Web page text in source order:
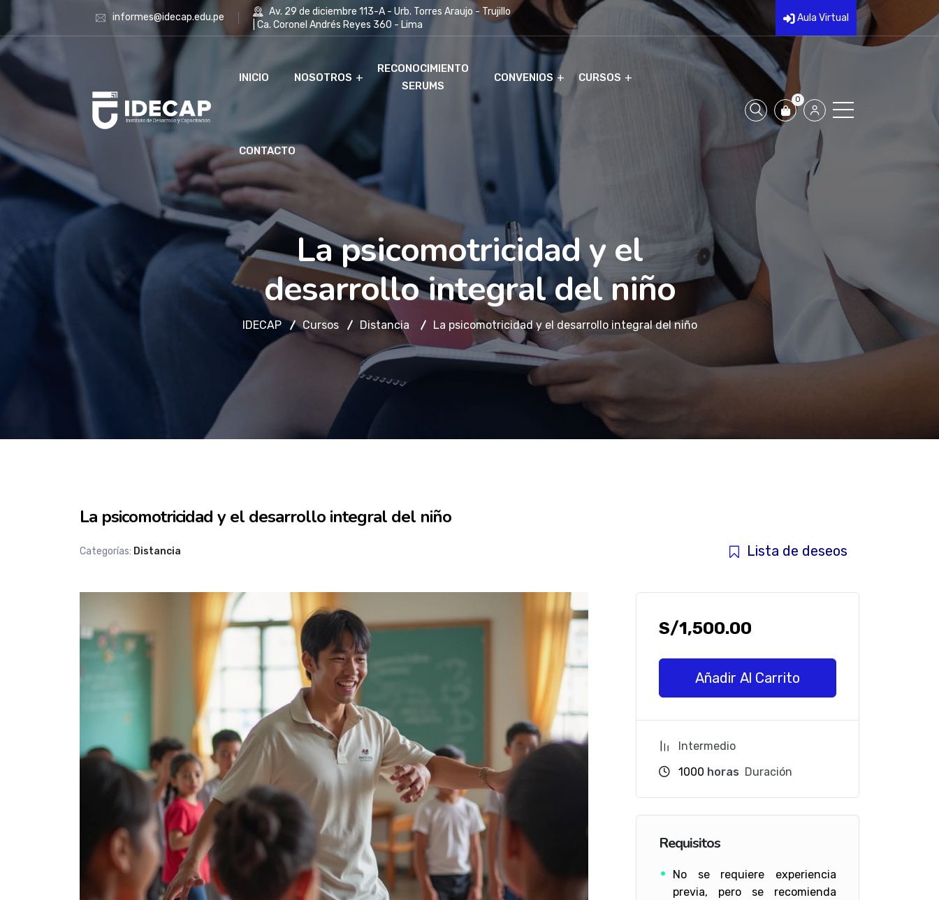
informes@idecap.edu.pe
Av. 29 de diciembre 113-A - Urb. Torres Araujo - Trujillo
| Ca. Coronel Andrés Reyes 360 - Lima
Aula Virtual
INICIO NOSOTROS
RECONOCIMIENTO
SERUMS
CONVENIOS CURSOS
CONTACTO
0
La psicomotricidad y el
desarrollo integral del niño
IDECAP Cursos Distancia La psicomotricidad y el desarrollo integral del niño
La psicomotricidad y el desarrollo integral del niño
Categorías: Distancia Lista de deseos
S/1,500.00
Añadir Al Carrito
Intermedio
1000 horas Duración
Requisitos
No se requiere experiencia
previa, pero se recomienda